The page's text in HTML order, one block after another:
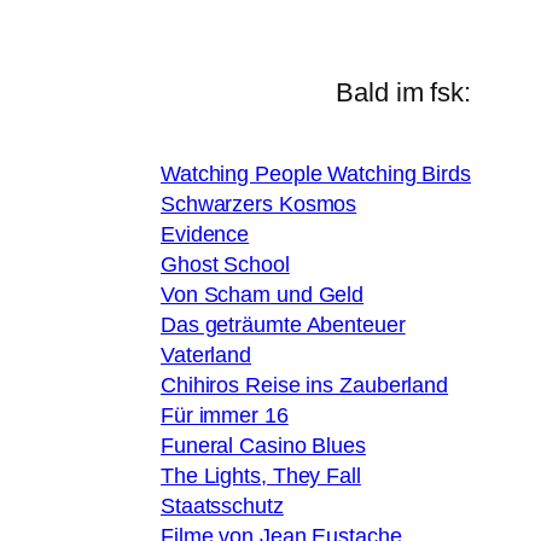
Bald im fsk:
Watching People Watching Birds
Schwarzers Kosmos
Evidence
Ghost School
Von Scham und Geld
Das geträumte Abenteuer
Vaterland
Chihiros Reise ins Zauberland
Für immer 16
Funeral Casino Blues
The Lights, They Fall
Staatsschutz